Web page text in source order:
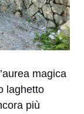
magica
laghetto
più